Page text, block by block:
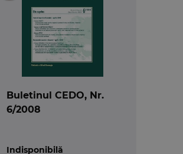
respectarea vietii private si de familie;
Buletinul CEDO, Nr.
6/2008
Indisponibilă